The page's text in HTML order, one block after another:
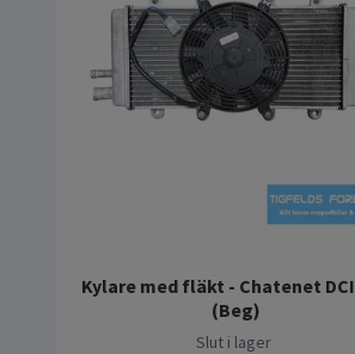
Kylare med fläkt - Chatenet
(Beg)
Slut i lager